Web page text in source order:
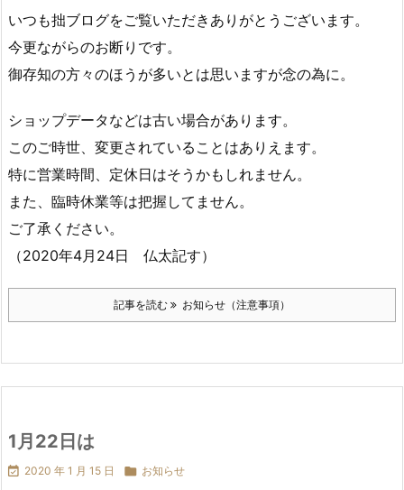
いつも拙ブログをご覧いただきありがとうございます。
今更ながらのお断りです。
御存知の方々のほうが多いとは思いますが念の為に。
ショップデータなどは古い場合があります。
このご時世、変更されていることはありえます。
特に営業時間、定休日はそうかもしれません。
また、臨時休業等は把握してません。
ご了承ください。
（2020年4月24日 仏太記す）
記事を読む お知らせ（注意事項）
1月22日は
 2020 年 1 月 15 日  お知らせ